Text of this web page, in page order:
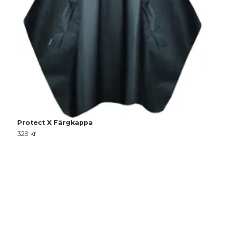
Protect X Färgkappa
329 kr